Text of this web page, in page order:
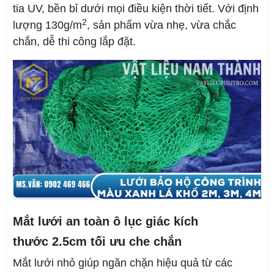
tia UV, bền bỉ dưới mọi điều kiện thời tiết. Với định
lượng 130g/m2, sản phẩm vừa nhẹ, vừa chắc
chắn, dễ thi công lắp đặt.
Mắt lưới an toàn ô lục giác kích
thước 2.5cm tối ưu che chắn
Mắt lưới nhỏ giúp ngăn chặn hiệu quả từ các